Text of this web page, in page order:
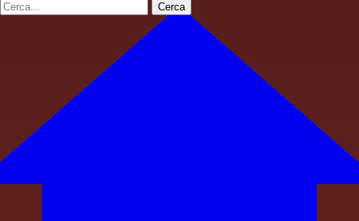
Cerca